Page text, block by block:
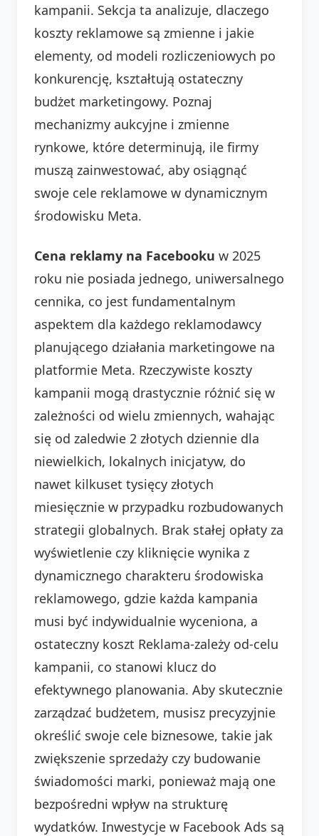
kampanii. Sekcja ta analizuje, dlaczego
koszty reklamowe są zmienne i jakie
elementy, od modeli rozliczeniowych po
konkurencję, kształtują ostateczny
budżet marketingowy. Poznaj
mechanizmy aukcyjne i zmienne
rynkowe, które determinują, ile firmy
muszą zainwestować, aby osiągnąć
swoje cele reklamowe w dynamicznym
środowisku Meta.
Cena reklamy na Facebooku w 2025
roku nie posiada jednego, uniwersalnego
cennika, co jest fundamentalnym
aspektem dla każdego reklamodawcy
planującego działania marketingowe na
platformie Meta. Rzeczywiste koszty
kampanii mogą drastycznie różnić się w
zależności od wielu zmiennych, wahając
się od zaledwie 2 złotych dziennie dla
niewielkich, lokalnych inicjatyw, do
nawet kilkuset tysięcy złotych
miesięcznie w przypadku rozbudowanych
strategii globalnych. Brak stałej opłaty za
wyświetlenie czy kliknięcie wynika z
dynamicznego charakteru środowiska
reklamowego, gdzie każda kampania
musi być indywidualnie wyceniona, a
ostateczny koszt Reklama-zależy od-celu
kampanii, co stanowi klucz do
efektywnego planowania. Aby skutecznie
zarządzać budżetem, musisz precyzyjnie
określić swoje cele biznesowe, takie jak
zwiększenie sprzedaży czy budowanie
świadomości marki, ponieważ mają one
bezpośredni wpływ na strukturę
wydatków. Inwestycje w Facebook Ads są